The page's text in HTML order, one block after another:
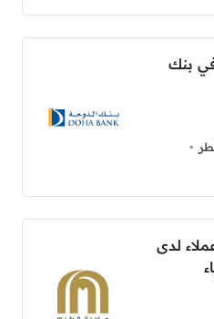
بنك
لدى